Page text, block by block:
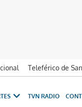
Teleférico de
TVN RADIO